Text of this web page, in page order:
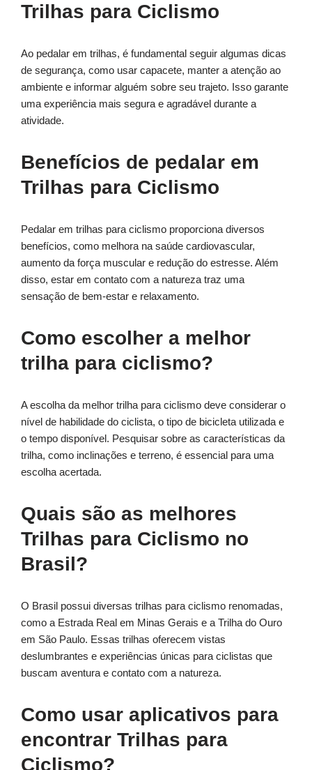
Trilhas para Ciclismo
Ao pedalar em trilhas, é fundamental seguir algumas dicas
de segurança, como usar capacete, manter a atenção ao
ambiente e informar alguém sobre seu trajeto. Isso garante
uma experiência mais segura e agradável durante a
atividade.
Benefícios de pedalar em
Trilhas para Ciclismo
Pedalar em trilhas para ciclismo proporciona diversos
benefícios, como melhora na saúde cardiovascular,
aumento da força muscular e redução do estresse. Além
disso, estar em contato com a natureza traz uma
sensação de bem-estar e relaxamento.
Como escolher a melhor
trilha para ciclismo?
A escolha da melhor trilha para ciclismo deve considerar o
nível de habilidade do ciclista, o tipo de bicicleta utilizada e
o tempo disponível. Pesquisar sobre as características da
trilha, como inclinações e terreno, é essencial para uma
escolha acertada.
Quais são as melhores
Trilhas para Ciclismo no
Brasil?
O Brasil possui diversas trilhas para ciclismo renomadas,
como a Estrada Real em Minas Gerais e a Trilha do Ouro
em São Paulo. Essas trilhas oferecem vistas
deslumbrantes e experiências únicas para ciclistas que
buscam aventura e contato com a natureza.
Como usar aplicativos para
encontrar Trilhas para
Ciclismo?